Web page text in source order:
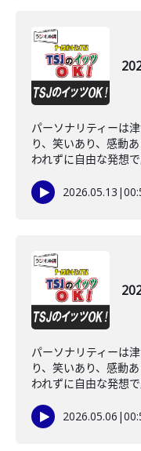
パーソナリティーは
り、笑いあり、感動
われずに自由な発想
2026.05.13 |
パーソナリティーは
り、笑いあり、感動
われずに自由な発想
2026.05.06 |